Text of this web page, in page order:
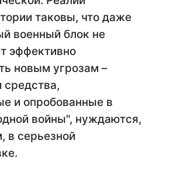
таковы, что даже
военный блок не
эффективно
новым угрозам –
и опробованные в
войны", нуждаются,
в серьезной